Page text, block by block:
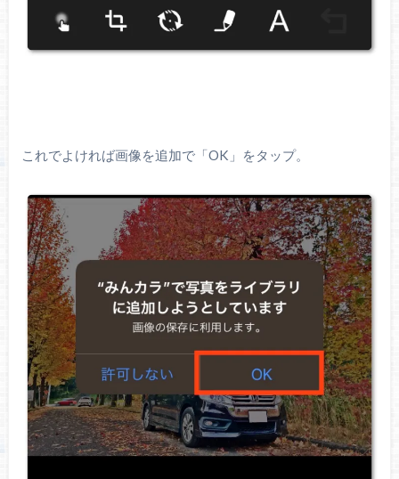
これでよければ画像を追加で「OK」をタップ。